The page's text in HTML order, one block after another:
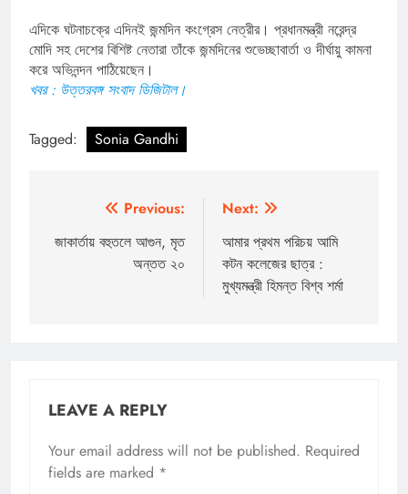
এদিকে ঘটনাচক্রে এদিনই জন্মদিন কংগ্রেস নেত্রীর। প্রধানমন্ত্রী নরেন্দ্র
মোদি সহ দেশের বিশিষ্ট নেতারা তাঁকে জন্মদিনের শুভেচ্ছাবার্তা ও দীর্ঘায়ু কামনা
করে অভিনন্দন পাঠিয়েছেন।
খবর : উত্তরবঙ্গ সংবাদ ডিজিটাল।
Tagged: Sonia Gandhi
navigation
Previous:
জাকার্তায় বহুতলে আগুন, মৃত
অন্তত ২০
Next:
আমার প্রথম পরিচয় আমি
কটন কলেজের ছাত্র :
মুখ্যমন্ত্রী হিমন্ত বিশ্ব শর্মা
LEAVE A REPLY
Your email address will not be published. Required
fields are marked *